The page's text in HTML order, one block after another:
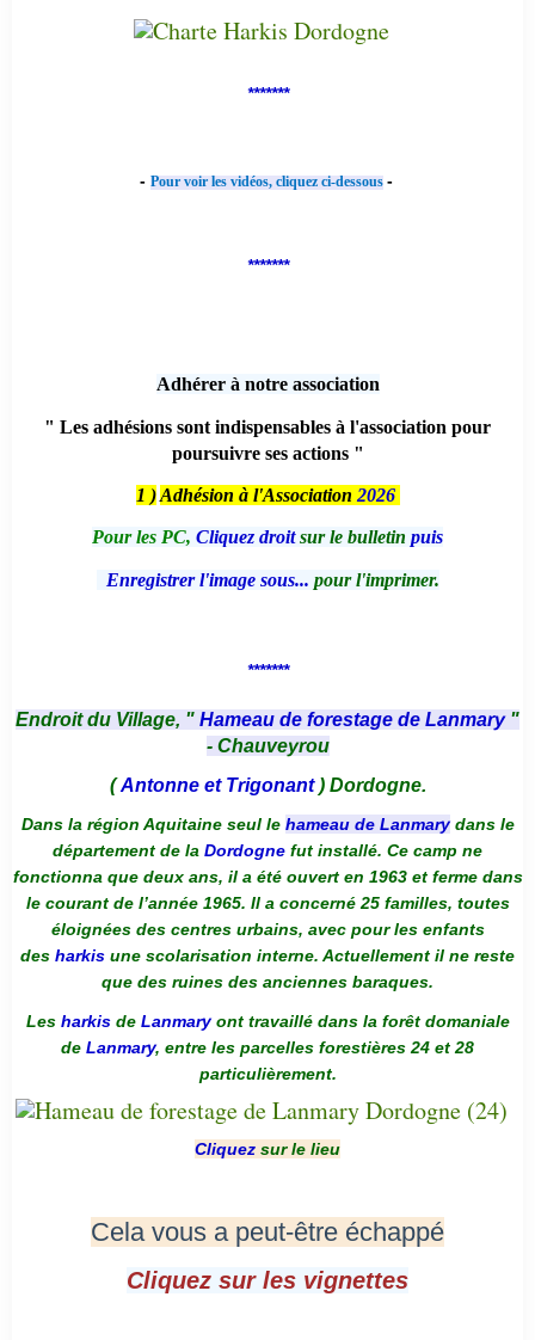
*******
- Pour voir les vidéos, cliquez ci-dessous -
*******
Adhérer à notre association
" Les adhésions sont indispensables à l'association pour
poursuivre ses actions "
1 ) Adhésion à l'Association 2026
Pour les PC, Cliquez droitsur le bulletin puis
Enregistrer l'image sous... pour l'imprimer.
*******
Endroit du Village, " Hameau de forestage de Lanmary "
- Chauveyrou
(Antonne et Trigonant) Dordogne.
Dans la région Aquitaine seul le hameau de Lanmarydans le
département de la Dordogne fut installé. Ce camp ne
fonctionna que deux ans, il a été ouvert en 1963 et ferme dans
le courant de l’année 1965. Il a concerné 25 familles, toutes
éloignées des centres urbains, avec pour les enfants
des harkis une scolarisation interne. Actuellement il ne reste
que des ruines des anciennes baraques.
Les harkis de Lanmaryont travaillé dans la forêt domaniale
de Lanmary, entre les parcelles forestières 24 et 28
particulièrement.
Cliquez sur le lieu
Cela vous a peut-être échappé
Cliquez sur les vignettes